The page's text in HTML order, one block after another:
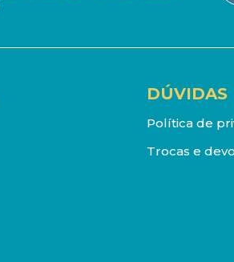
DÚVIDAS
Política de
Trocas e